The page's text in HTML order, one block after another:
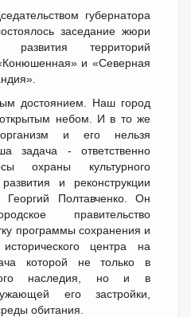
губернатора
заседание жюри
развития территорий
и «Северная
достоянием. Наш город
небом. И в то же
и его нельзя
задача - ответственно
охраны культурного
и реконструкции
Георгий Полтавченко. Он
правительство
программы сохранения и
центра на
которой не только в
наследия, но и в
его застройки,
обитания.